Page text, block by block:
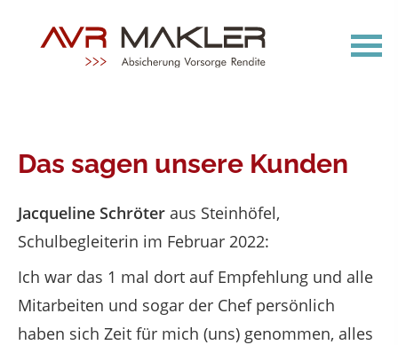
Das sagen unsere Kunden
Jacqueline Schröter aus Steinhöfel,
Schulbegleiterin im Februar 2022:
Ich war das 1 mal dort auf Empfehlung und alle
Mitarbeiten und sogar der Chef persönlich
haben sich Zeit für mich (uns) genommen, alles